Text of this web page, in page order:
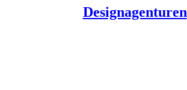
Designagenturen